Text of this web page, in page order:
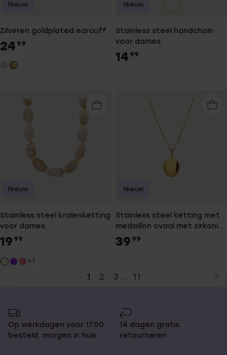
Zilveren goldplated earcuff
24 99
Nieuw
Stainless steel handchain
voor dames
14 99
Nieuw
Stainless steel kralenketting
voor dames
19 99
+1
Nieuw
Stainless steel ketting met
medaillon ovaal met zirkonia
voor dames
39 99
Nieuw
1 2 3 11
Op werkdagen voor 17.00
besteld, morgen in huis
14 dagen gratis
retourneren